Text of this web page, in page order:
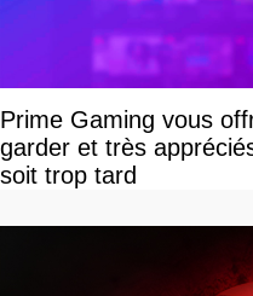
Prime Gaming vous
garder et très
soit trop tard